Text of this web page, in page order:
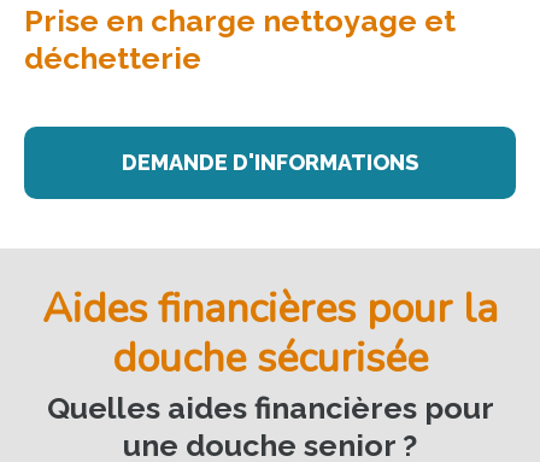
Prise en charge nettoyage et
déchetterie
DEMANDE D'INFORMATIONS
Aides financières pour la
douche sécurisée
Quelles aides financières pour
une douche senior ?